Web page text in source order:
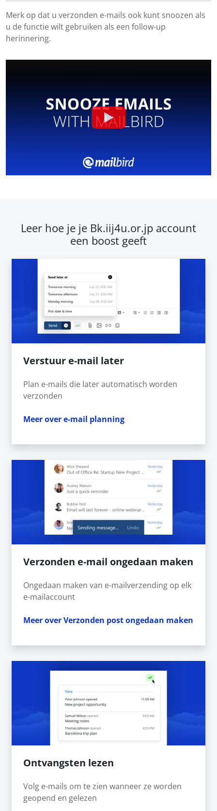
Merk op dat u verzonden e-mails ook kunt snoozen als
u de functie wilt gebruiken als een follow-up
herinnering.
Leer hoe je je Bk.iij4u.or.jp account
een boost geeft
Verstuur e-mail later
Plan e-mails die later automatisch worden
verzonden
Meer over e-mail planning
Verzonden e-mail ongedaan maken
Ongedaan maken van e-mailverzending op elk
e-mailaccount
Meer over Verzonden post ongedaan maken
Ontvangsten lezen
Volg e-mails om te zien wanneer ze worden
geopend en gelezen